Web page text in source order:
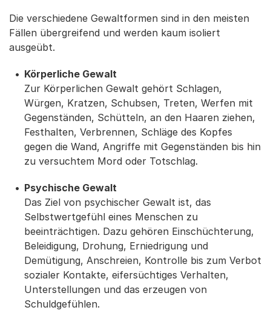
Die verschiedene Gewaltformen sind in den meisten
Fällen übergreifend und werden kaum isoliert
ausgeübt.
Körperliche Gewalt
Zur Körperlichen Gewalt gehört Schlagen,
Würgen, Kratzen, Schubsen, Treten, Werfen mit
Gegenständen, Schütteln, an den Haaren ziehen,
Festhalten, Verbrennen, Schläge des Kopfes
gegen die Wand, Angriffe mit Gegenständen bis hin
zu versuchtem Mord oder Totschlag.
Psychische Gewalt
Das Ziel von psychischer Gewalt ist, das
Selbstwertgefühl eines Menschen zu
beeinträchtigen. Dazu gehören Einschüchterung,
Beleidigung, Drohung, Erniedrigung und
Demütigung, Anschreien, Kontrolle bis zum Verbot
sozialer Kontakte, eifersüchtiges Verhalten,
Unterstellungen und das erzeugen von
Schuldgefühlen.